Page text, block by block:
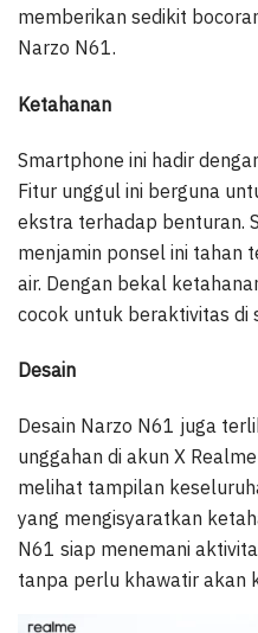
memberikan sedikit
Narzo N61.
Ketahanan
Smartphone ini hadir
Fitur unggul ini berguna
ekstra terhadap benturan.
menjamin ponsel ini tahan
air. Dengan bekal
cocok untuk beraktivitas di
Desain
Desain Narzo N61 juga
unggahan di akun X
melihat tampilan
yang mengisyaratkan
N61 siap menemani
tanpa perlu khawatir akan